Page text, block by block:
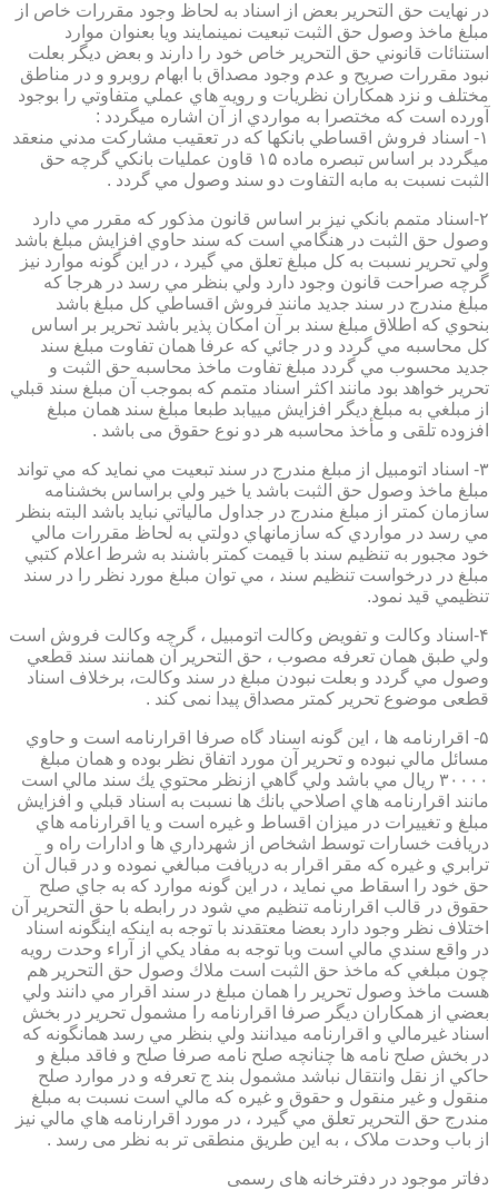
در نهايت حق التحرير بعض از اسناد به لحاظ وجود مقررات خاص از
مبلغ ماخذ وصول حق الثبت تبعيت نمينمايند ويا بعنوان موارد
استنائات قانوني حق التحرير خاص خود را دارند و بعض ديگر بعلت
نبود مقررات صريح و عدم وجود مصداق با ابهام روبرو و در مناطق
مختلف و نزد همكاران نظريات و رويه هاي عملي متفاوتي را بوجود
آورده است كه مختصرا به مواردي از آن اشاره ميگردد :
۱- اسناد فروش اقساطي بانكها كه در تعقيب مشاركت مدني منعقد
ميگردد بر اساس تبصره ماده ۱۵ قاون عمليات بانكي گرچه حق
الثبت نسبت به مابه التفاوت دو سند وصول مي گردد .
۲-اسناد متمم بانكي نيز بر اساس قانون مذكور كه مقرر مي دارد
وصول حق الثبت در هنگامي است كه سند حاوي افزايش مبلغ باشد
ولي تحرير نسبت به كل مبلغ تعلق مي گيرد ، در اين گونه موارد نيز
گرچه صراحت قانون وجود دارد ولي بنظر مي رسد در هرجا كه
مبلغ مندرج در سند جديد مانند فروش اقساطي كل مبلغ باشد
بنحوي كه اطلاق مبلغ سند بر آن امكان پذير باشد تحرير بر اساس
كل محاسبه مي گردد و در جائي كه عرفا همان تفاوت مبلغ سند
جديد محسوب مي گردد مبلغ تفاوت ماخذ محاسبه حق الثبت و
تحرير خواهد بود مانند اكثر اسناد متمم كه بموجب آن مبلغ سند قبلي
از مبلغي به مبلغ ديگر افزايش مييابد طبعا مبلغ سند همان مبلغ
افزوده تلقی و مأخذ محاسبه هر دو نوع حقوق می باشد .
۳- اسناد اتومبيل از مبلغ مندرج در سند تبعيت مي نمايد كه مي تواند
مبلغ ماخذ وصول حق الثبت باشد يا خير ولي براساس بخشنامه
سازمان كمتر از مبلغ مندرج در جداول مالياتي نبايد باشد البته بنظر
مي رسد در مواردي كه سازمانهاي دولتي به لحاظ مقررات مالي
خود مجبور به تنظيم سند با قيمت كمتر باشند به شرط اعلام كتبي
مبلغ در درخواست تنظيم سند ، مي توان مبلغ مورد نظر را در سند
تنظيمي قيد نمود.
۴-اسناد وكالت و تفويض وكالت اتومبيل ، گرچه وكالت فروش است
ولي طبق همان تعرفه مصوب ، حق التحرير آن همانند سند قطعي
وصول مي گردد و بعلت نبودن مبلغ در سند وكالت، برخلاف اسناد
قطعی موضوع تحریر کمتر مصداق پیدا نمی کند .
۵- اقرارنامه ها ، اين گونه اسناد گاه صرفا اقرارنامه است و حاوي
مسائل مالي نبوده و تحرير آن مورد اتفاق نظر بوده و همان مبلغ
۳۰۰۰۰ ريال مي باشد ولي گاهي ازنظر محتوي يك سند مالي است
مانند اقرارنامه هاي اصلاحي بانك ها نسبت به اسناد قبلي و افزايش
مبلغ و تغييرات در ميزان اقساط و غيره است و يا اقرارنامه هاي
دريافت خسارات توسط اشخاص از شهرداري ها و ادارات راه و
ترابري و غيره كه مقر اقرار به دريافت مبالغي نموده و در قبال آن
حق خود را اسقاط مي نمايد ، در اين گونه موارد كه به جاي صلح
حقوق در قالب اقرارنامه تنظيم مي شود در رابطه با حق التحرير آن
اختلاف نظر وجود دارد بعضا معتقدند با توجه به اينكه اينگونه اسناد
در واقع سندي مالي است وبا توجه به مفاد يكي از آراء وحدت رويه
چون مبلغي كه ماخذ حق الثبت است ملاك وصول حق التحرير هم
هست ماخذ وصول تحرير را همان مبلغ در سند اقرار مي دانند ولي
بعضي از همكاران ديگر صرفا اقرارنامه را مشمول تحرير در بخش
اسناد غيرمالي و اقرارنامه ميدانند ولي بنظر مي رسد همانگونه كه
در بخش صلح نامه ها چنانچه صلح نامه صرفا صلح و فاقد مبلغ و
حاكي از نقل وانتقال نباشد مشمول بند ج تعرفه و در موارد صلح
منقول و غير منقول و حقوق و غيره كه مالي است نسبت به مبلغ
مندرج حق التحرير تعلق مي گيرد ، در مورد اقرارنامه هاي مالي نيز
از باب وحدت ملاک ، به این طریق منطقی تر به نظر می رسد .
دفاتر موجود در دفترخانه های رسمی